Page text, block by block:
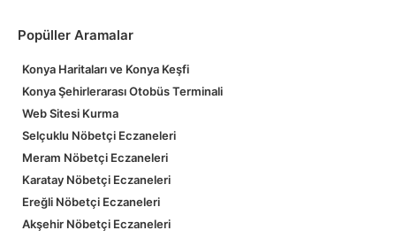
Popüller Aramalar
Konya Haritaları ve Konya Keşfi
Konya Şehirlerarası Otobüs Terminali
Web Sitesi Kurma
Selçuklu Nöbetçi Eczaneleri
Meram Nöbetçi Eczaneleri
Karatay Nöbetçi Eczaneleri
Ereğli Nöbetçi Eczaneleri
Akşehir Nöbetçi Eczaneleri